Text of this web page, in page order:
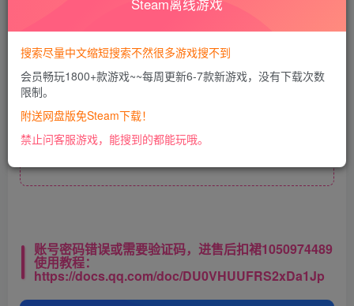
免费
开通会员
此处内容已隐藏，VIP会员可见
账号密码错误或需要验证码，进售后扣裙1050974489
使用教程：
https://docs.qq.com/doc/DU0VHUUFRS2xDa1Jp
搜索尽量中文缩短搜索不然很多游戏搜不到
会员畅玩1800+款游戏~~每周更新6-7款新游戏，没有下载次数
限制。
附送网盘版免Steam下载！
禁止问客服游戏，能搜到的都能玩哦。